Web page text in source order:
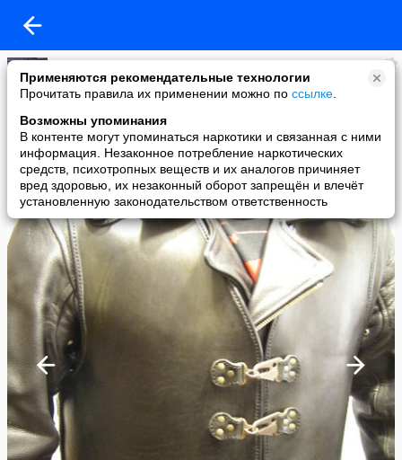
Применяются рекомендательные технологии
Прочитать правила их применении можно по ссылке
Возможны упоминания
В контенте могут упоминаться наркотики и связанная с ними
информация. Незаконное потребление наркотических
средств, психотропных веществ и их аналогов причиняет
вред здоровью, их незаконный оборот запрещён и влечёт
установленную законодательством ответственность
Америкос
added a photo
04 Jan в 10:00